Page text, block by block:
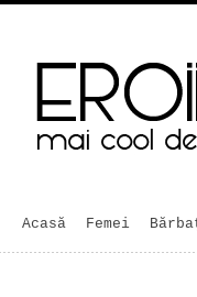
Acasă Femei